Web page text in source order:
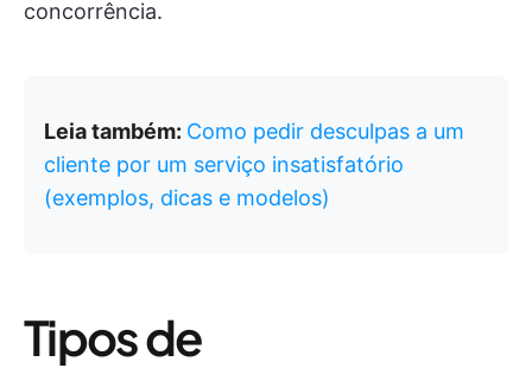
concorrência.
Leia também: Como pedir desculpas a um
cliente por um serviço insatisfatório
(exemplos, dicas e modelos)
Tipos de